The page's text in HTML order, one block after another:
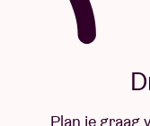
Plan je graag